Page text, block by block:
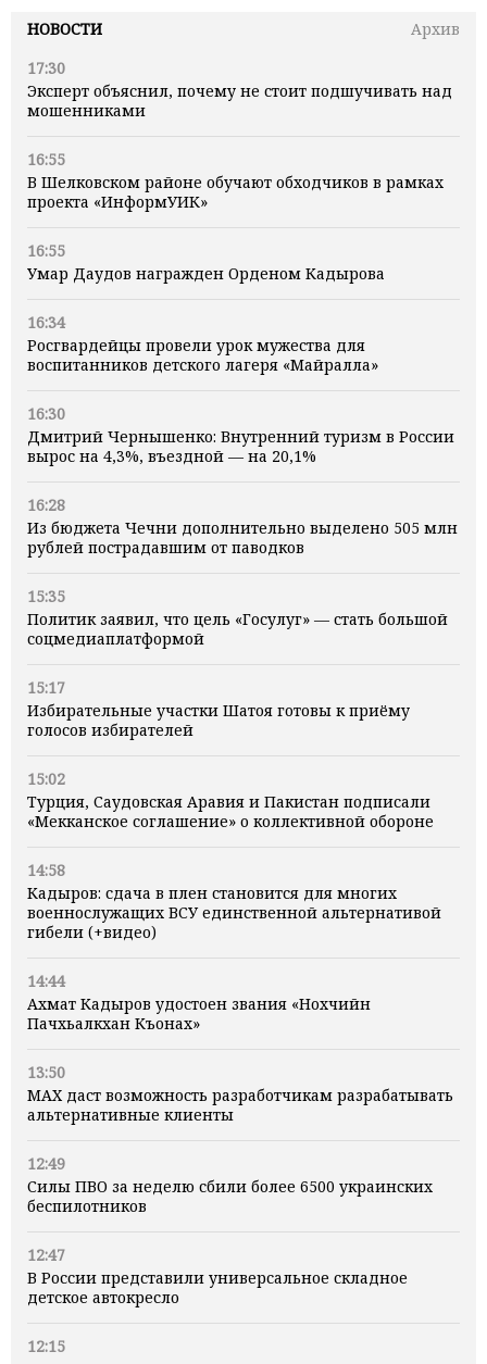
НОВОСТИ
Архив
17:30
Эксперт объяснил, почему не стоит подшучивать над
мошенниками
16:55
В Шелковском районе обучают обходчиков в рамках
проекта «ИнформУИК»
16:55
Умар Даудов награжден Орденом Кадырова
16:34
Росгвардейцы провели урок мужества для
воспитанников детского лагеря «Майралла»
16:30
Дмитрий Чернышенко: Внутренний туризм в России
вырос на 4,3%, въездной — на 20,1%
16:28
Из бюджета Чечни дополнительно выделено 505 млн
рублей пострадавшим от паводков
15:35
Политик заявил, что цель «Госулуг» — стать большой
соцмедиаплатформой
15:17
Избирательные участки Шатоя готовы к приёму
голосов избирателей
15:02
Турция, Саудовская Аравия и Пакистан подписали
«Мекканское соглашение» о коллективной обороне
14:58
Кадыров: сдача в плен становится для многих
военнослужащих ВСУ единственной альтернативой
гибели (+видео)
14:44
Ахмат Кадыров удостоен звания «Нохчийн
Пачхьалкхан Къонах»
13:50
MAX даст возможность разработчикам разрабатывать
альтернативные клиенты
12:49
Силы ПВО за неделю сбили более 6500 украинских
беспилотников
12:47
В России представили универсальное складное
детское автокресло
12:15